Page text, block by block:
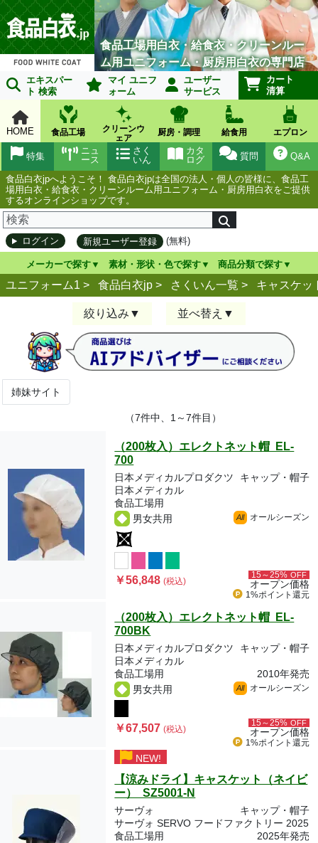
食品工場用白衣・給食衣・クリーンルー
ム用ユニフォーム・厨房用白衣の専門店
エキスパー
ト 検索
マイ ユニフ
ォーム
ユーザー
サービス
カート
清算
HOME 食品工場
クリーンウ
ェア
厨房・調理 給食用 エプロン
Q&A
質問
カタ
ログ
さく
いん
ニュ
ース
特集
食品白衣jpへようこそ！ 食品白衣jpは全国の法人・個人の皆様に、食品工
場用白衣・給食衣・クリーンルーム用ユニフォーム・厨房用白衣をご提供
するオンラインショップです。
ログイン 新規ユーザー登録 (無料)
メーカーで探す 素材・形状・色で探す 商品分類で探す
ユニフォーム1 > 食品白衣jp > さくいん一覧 > キャスケッ
絞り込み 並べ替え
姉妹サイト
（7件中、1～7件目）
（200枚入）エレクトネット帽 EL-
700
日本メディカルプロダクツ
キャップ・帽子
日本メディカル
食品工場用
男女共用
All オールシーズン
￥56,848(税込)
15～25% OFF
オープン価格
1%ポイント 還元
（200枚入）エレクトネット帽 EL-
700BK
日本メディカルプロダクツ
キャップ・帽子
日本メディカル
食品工場用
2010年発売
男女共用
All オールシーズン
￥67,507(税込)
15～25% OFF
オープン価格
1%ポイント 還元
NEW!
【涼みドライ】キャスケット（ネイビ
ー） SZ5001-N
サーヴォ
キャップ・帽子
サーヴォ SERVO フードファクトリー 2025
食品工場用
2025年発売